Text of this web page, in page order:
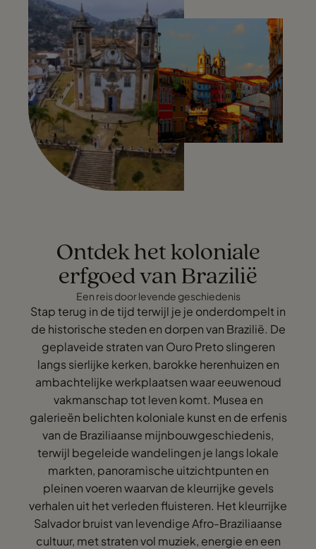
Ontdek het koloniale
erfgoed van Brazilië
Een reis door levende geschiedenis
Stap terug in de tijd terwijl je je onderdompelt in
de historische steden en dorpen van Brazilië. De
geplaveide straten van Ouro Preto slingeren
langs sierlijke kerken, barokke herenhuizen en
ambachtelijke werkplaatsen waar eeuwenoud
vakmanschap tot leven komt. Musea en
galerieën belichten koloniale kunst en de erfenis
van de Braziliaanse mijnbouwgeschiedenis,
terwijl begeleide wandelingen je langs lokale
markten, panoramische uitzichtpunten en
pleinen voeren waarvan de kleurrijke gevels
verhalen uit het verleden fluisteren. Het kleurrijke
Salvador bruist van levendige Afro-Braziliaanse
cultuur, met straten vol muziek, energie en een